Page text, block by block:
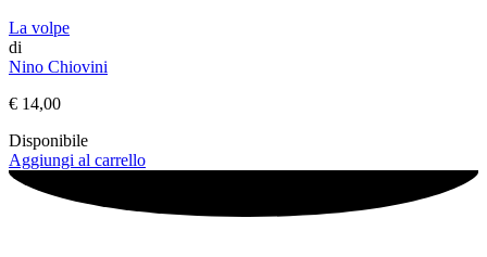
La volpe
di
Nino Chiovini
€ 14,00
Disponibile
Aggiungi al carrello